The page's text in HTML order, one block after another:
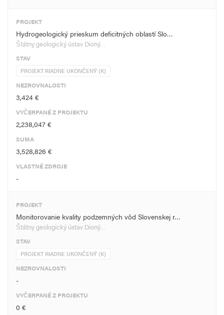
PROJEKT
Hydrogeologický prieskum deficitných oblastí Slo…
Štátny geologický ústav Dioný…
STAV
PROJEKT RIADNE UKONČENÝ (K)
NEZROVNALOSTI
3,424 €
VYČERPANÉ Z PROJEKTU
2,238,047 €
SUMA
3,528,826 €
VLASTNÉ ZDROJE
-
PROJEKT
Monitorovanie kvality podzemných vôd Slovenskej r…
Štátny geologický ústav Dioný…
STAV
PROJEKT RIADNE UKONČENÝ (K)
NEZROVNALOSTI
-
VYČERPANÉ Z PROJEKTU
0 €